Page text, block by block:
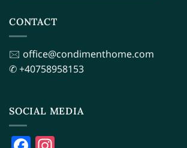
CONTACT
🖂 office@condimenthome.com
✆ +40758958153
SOCIAL MEDIA